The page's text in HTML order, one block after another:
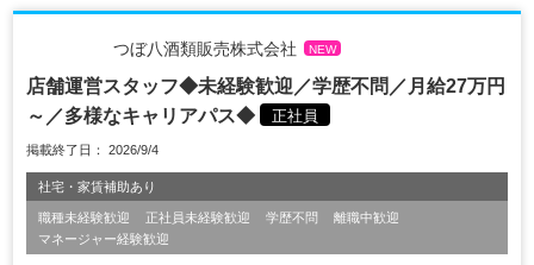
つぼ八酒類販売株式会社 NEW
店舗運営スタッフ◆未経験歓迎／学歴不問／月給27万円
～／多様なキャリアパス◆
正社員
掲載終了日： 2026/9/4
社宅・家賃補助あり
職種未経験歓迎 正社員未経験歓迎 学歴不問
離職中歓迎
マネージャー経験歓迎